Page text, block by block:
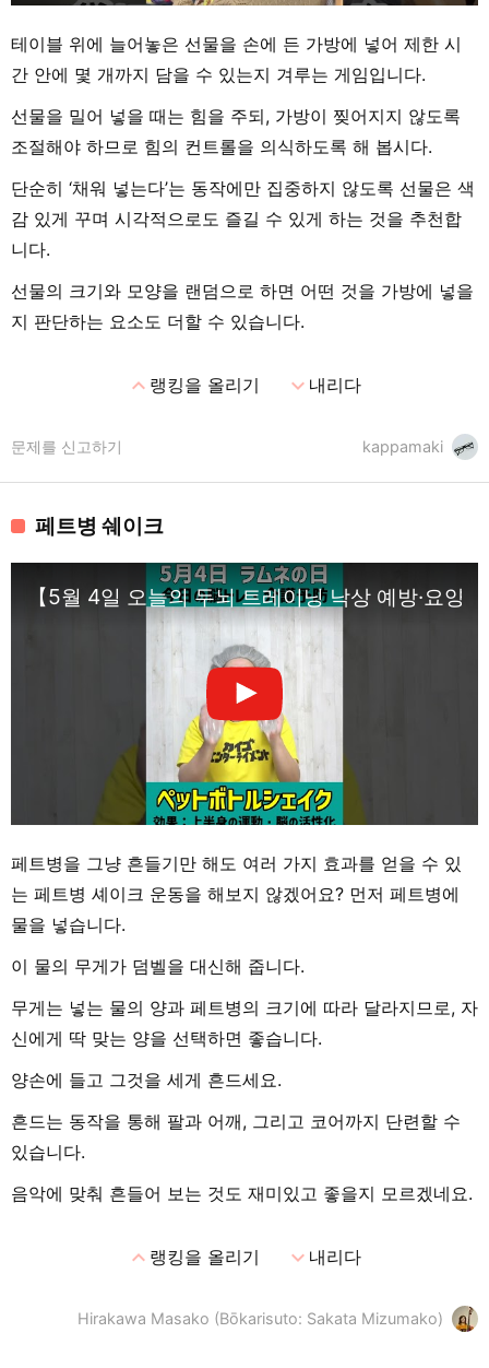
테이블 위에 늘어놓은 선물을 손에 든 가방에 넣어 제한 시
간 안에 몇 개까지 담을 수 있는지 겨루는 게임입니다.
선물을 밀어 넣을 때는 힘을 주되, 가방이 찢어지지 않도록
조절해야 하므로 힘의 컨트롤을 의식하도록 해 봅시다.
단순히 ‘채워 넣는다’는 동작에만 집중하지 않도록 선물은 색
감 있게 꾸며 시각적으로도 즐길 수 있게 하는 것을 추천합
니다.
선물의 크기와 모양을 랜덤으로 하면 어떤 것을 가방에 넣을
지 판단하는 요소도 더할 수 있습니다.
expand_less랭킹을 올리기 expand_more내리다
kappamaki
문제를 신고하기
페트병 쉐이크
【5월 4일 오늘의 두뇌 트레이닝 낙상 예방·요양
페트병을 그냥 흔들기만 해도 여러 가지 효과를 얻을 수 있
는 페트병 셰이크 운동을 해보지 않겠어요? 먼저 페트병에
물을 넣습니다.
이 물의 무게가 덤벨을 대신해 줍니다.
무게는 넣는 물의 양과 페트병의 크기에 따라 달라지므로, 자
신에게 딱 맞는 양을 선택하면 좋습니다.
양손에 들고 그것을 세게 흔드세요.
흔드는 동작을 통해 팔과 어깨, 그리고 코어까지 단련할 수
있습니다.
음악에 맞춰 흔들어 보는 것도 재미있고 좋을지 모르겠네요.
expand_less랭킹을 올리기 expand_more내리다
Hirakawa Masako (Bōkarisuto: Sakata Mizumako)